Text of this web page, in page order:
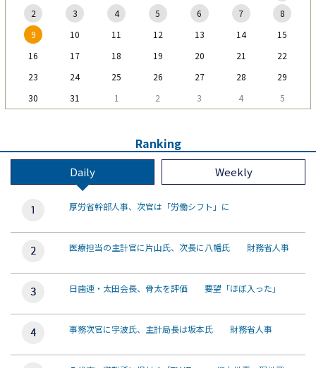
2
3 4 5 6 7
8
9
10 11 12 13 14
15
16
17 18 19 20 21
22
23
24 25 26 27 28
29
30
31 1 2 3 4 5
Ranking
Daily Weekly
厚労省幹部人事、次官は「労働シフト」に
医療担当の主計官に片山氏、次長に八幡氏 財務省人事
日歯連・太田会長、骨太を評価 要望「ほぼ入った」
事務次官に宇波氏、主計局長は坂本氏 財務省人事